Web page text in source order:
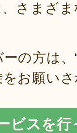
さまざ
の方は、
お願い
ビスを